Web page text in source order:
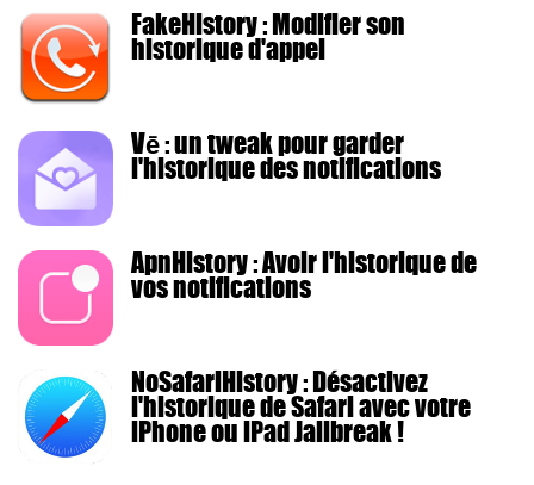
FakeHistory : Modifier son
historique d'appel
Vē : un tweak pour garder
l'historique des notifications
ApnHistory : Avoir l'historique de
vos notifications
NoSafariHistory : Désactivez
l'historique de Safari avec votre
iPhone ou iPad Jailbreak !